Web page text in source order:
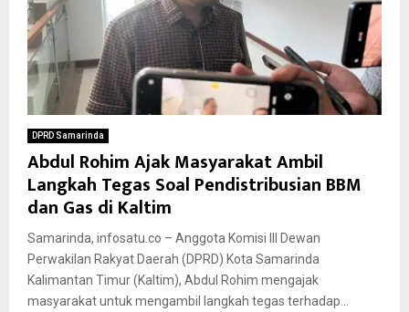
DPRD Samarinda
Abdul Rohim Ajak Masyarakat Ambil
Langkah Tegas Soal Pendistribusian BBM
dan Gas di Kaltim
Samarinda, infosatu.co – Anggota Komisi III Dewan
Perwakilan Rakyat Daerah (DPRD) Kota Samarinda
Kalimantan Timur (Kaltim), Abdul Rohim mengajak
masyarakat untuk mengambil langkah tegas terhadap...